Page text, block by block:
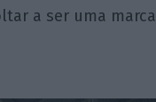
a ser uma